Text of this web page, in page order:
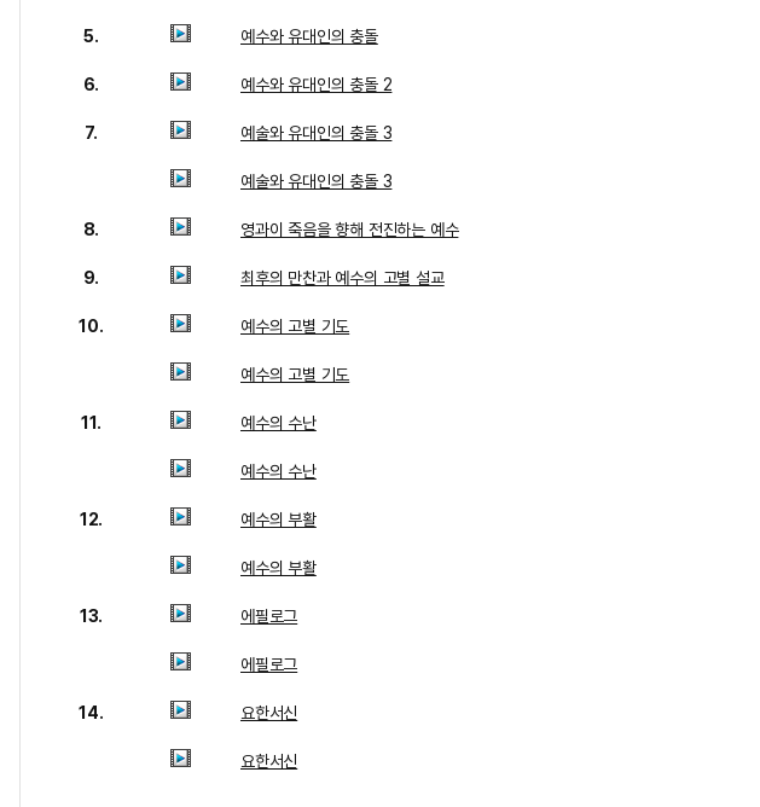
5. 예수와 유대인의 충돌
6. 예수와 유대인의 충돌 2
7. 예술와 유대인의 충돌 3
예술와 유대인의 충돌 3
8. 영과이 죽음을 향해 전진하는 예수
9. 최후의 만찬과 예수의 고별 설교
10. 예수의 고별 기도
예수의 고별 기도
11. 예수의 수난
예수의 수난
12. 예수의 부활
예수의 부활
13. 에필로그
에필로그
14. 요한서신
요한서신